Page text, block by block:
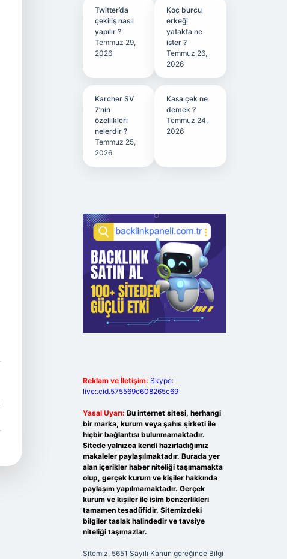
Twitter’da
çekiliş nasıl
yapılır ?
Temmuz 29,
2026
Koç burcu
erkeği
yatakta ne
ister ?
Temmuz 26,
2026
Karcher SV
7’nin
özellikleri
nelerdir ?
Temmuz 25,
2026
Kasa çek ne
demek ?
Temmuz 24,
2026
Reklam ve İletişim: Skype:
live:.cid.575569c608265c69
Yasal Uyarı: Bu internet sitesi, herhangi
bir marka, kurum veya şahıs şirketi ile
hiçbir bağlantısı bulunmamaktadır.
Sitede yalnızca kendi hazırladığımız
makaleler paylaşılmaktadır. Burada yer
alan içerikler haber niteliği taşımamakta
olup, gerçek kurum ve kişiler hakkında
paylaşım yapılmamaktadır. Gerçek
kurum ve kişiler ile isim benzerlikleri
tamamen tesadüfidir. Sitemizdeki
bilgiler taslak halindedir ve tavsiye
niteliği taşımazlar.
Sitemiz, 5651 Sayılı Kanun gereğince Bilgi